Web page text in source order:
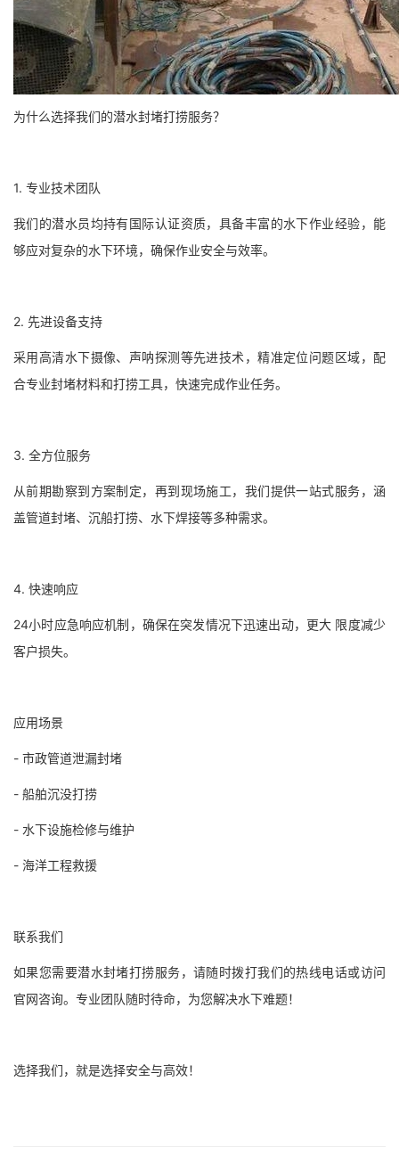
为什么选择我们的潜水封堵打捞服务？
1. 专业技术团队
我们的潜水员均持有国际认证资质，具备丰富的水下作业经验，能
够应对复杂的水下环境，确保作业安全与效率。
2. 先进设备支持
采用高清水下摄像、声呐探测等先进技术，精准定位问题区域，配
合专业封堵材料和打捞工具，快速完成作业任务。
3. 全方位服务
从前期勘察到方案制定，再到现场施工，我们提供一站式服务，涵
盖管道封堵、沉船打捞、水下焊接等多种需求。
4. 快速响应
24小时应急响应机制，确保在突发情况下迅速出动，更大 限度减少
客户损失。
应用场景
- 市政管道泄漏封堵
- 船舶沉没打捞
- 水下设施检修与维护
- 海洋工程救援
联系我们
如果您需要潜水封堵打捞服务，请随时拨打我们的热线电话或访问
官网咨询。专业团队随时待命，为您解决水下难题！
选择我们，就是选择安全与高效！